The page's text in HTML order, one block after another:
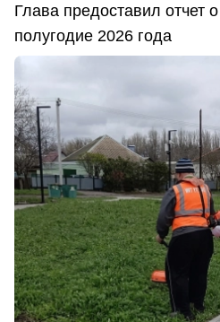
Глава предоставил отчет
полугодие 2026 года